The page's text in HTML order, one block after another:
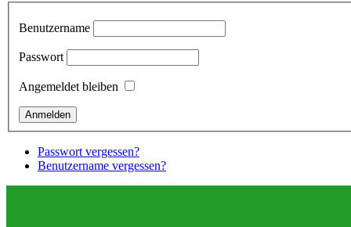
Benutzername
Passwort
Angemeldet bleiben
Passwort vergessen?
Benutzername vergessen?